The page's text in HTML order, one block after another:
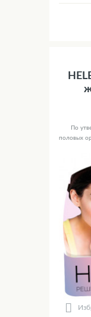
По
половых